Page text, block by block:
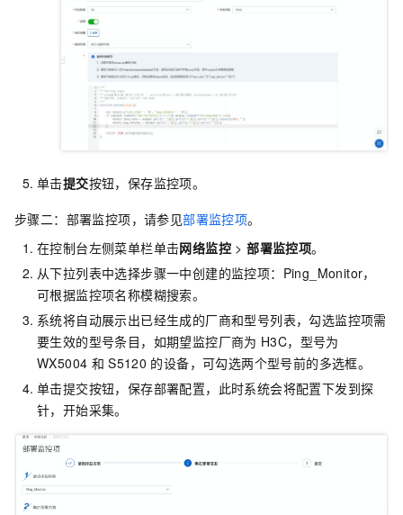
单击提交按钮，保存监控项。
步骤二：部署监控项，请参见部署监控项。
在控制台左侧菜单栏单击网络监控 >部署监控项。
从下拉列表中选择步骤一中创建的监控项：Ping_Monitor，
可根据监控项名称模糊搜索。
系统将自动展示出已经生成的厂商和型号列表，勾选监控项需
要生效的型号条目，如期望监控厂商为 H3C，型号为
WX5004 和 S5120 的设备，可勾选两个型号前的多选框。
单击提交按钮，保存部署配置，此时系统会将配置下发到探
针，开始采集。